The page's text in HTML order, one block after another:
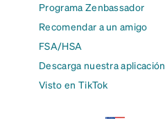
Programa Zenbassador
Recomendar a un amigo
FSA/HSA
Descarga nuestra aplicación
Visto en TikTok